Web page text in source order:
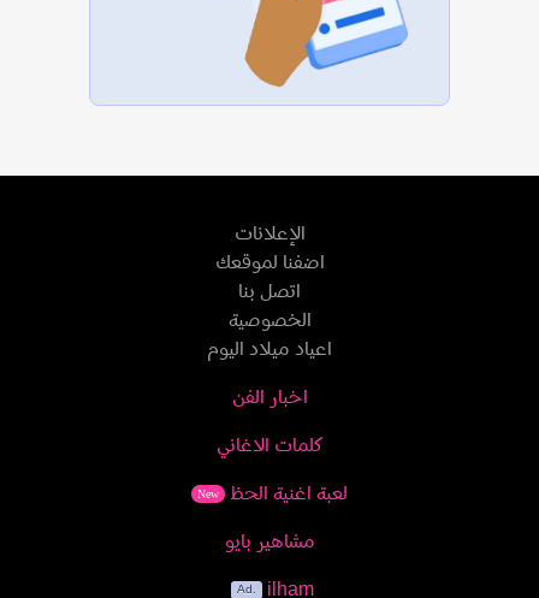
الإعلانات
اضفنا لموقعك
اتصل بنا
الخصوصية
اعياد ميلاد اليوم
اخبار الفن
كلمات الاغاني
لعبة اغنية الحظ New
مشاهير بايو
ilham